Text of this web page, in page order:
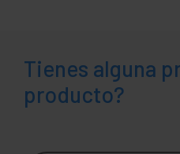
Tienes alguna
producto?